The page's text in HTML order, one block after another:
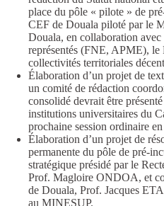
place du pôle « pilote » de
CEF de Douala piloté par le
Douala, en collaboration avec
représentés (FNE, APME), le
collectivités territoriales
Élaboration d’un projet de
un comité de rédaction
consolidé devrait être
institutions universitaires du
prochaine session ordinaire
Élaboration d’un projet de
permanente du pôle de pré-
stratégique présidé par le
Prof. Magloire ONDOA, et
de Douala, Prof. Jacques
au MINESUP.